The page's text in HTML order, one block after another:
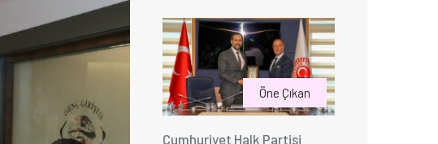
Öne Çıkan
Cumhuriyet Halk Partisi